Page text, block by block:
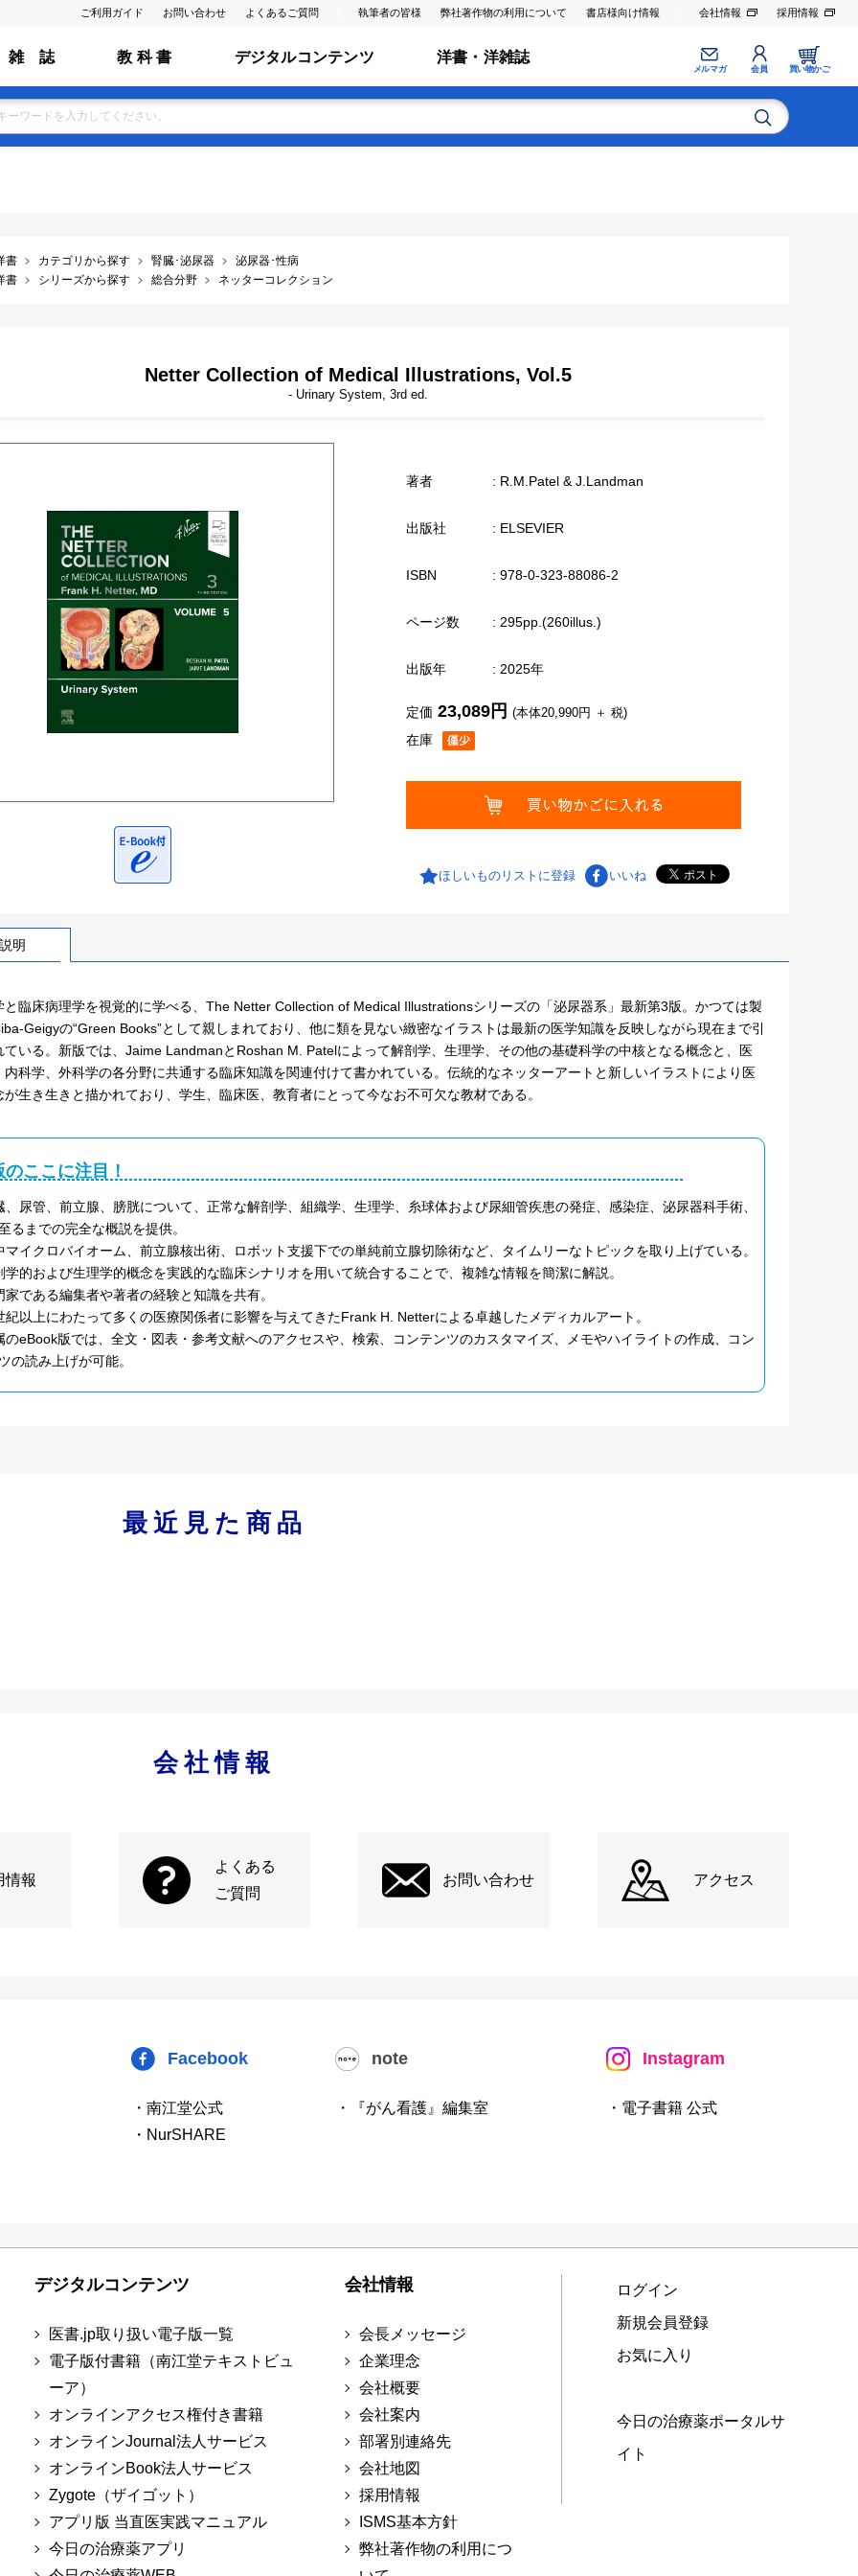
ご利用ガイド お問い合わせ よくあるご質問 執筆者の皆様 弊社著作物の利用について 書店様向け情報 会社情報 採用情報
雑 誌 教 科 書 デジタルコンテンツ 洋書・洋雑誌
メルマガ 会員 買い物かご
書 カテゴリから探す 腎臓･泌尿器
泌尿器･性病
書 シリーズから探す 総合分野 ネッターコレクション
Netter Collection of Medical Illustrations, Vol.5
- Urinary System, 3rd ed.
著者 : R.M.Patel & J.Landman
出版社 : ELSEVIER
ISBN : 978-0-323-88086-2
ページ数 : 295pp.(260illus.)
出版年 : 2025年
在庫
定価 23,089円 (本体20,990円 ＋ 税)
ほしいものリストに登録 いいね
明
と臨床病理学を視覚的に学べる、The Netter Collection of Medical Illustrationsシリーズの「泌尿器系」最新第3版。かつては製
Geigyの“Green Books”として親しまれており、他に類を見ない緻密なイラストは最新の医学知識を反映しながら現在まで引
ている。新版では、Jaime LandmanとRoshan M. Patelによって解剖学、生理学、その他の基礎科学の中核となる概念と、医
内科学、外科学の各分野に共通する臨床知識を関連付けて書かれている。伝統的なネッターアートと新しいイラストにより医
が生き生きと描かれており、学生、臨床医、教育者にとって今なお不可欠な教材である。
のここに注目！
、尿管、前立腺、膀胱について、正常な解剖学、組織学、生理学、糸球体および尿細管疾患の発症、感染症、泌尿器科手術、
るまでの完全な概説を提供。
マイクロバイオーム、前立腺核出術、ロボット支援下での単純前立腺切除術など、タイムリーなトピックを取り上げている。
学的および生理学的概念を実践的な臨床シナリオを用いて統合することで、複雑な情報を簡潔に解説。
家である編集者や著者の経験と知識を共有。
紀以上にわたって多くの医療関係者に影響を与えてきたFrank H. Netterによる卓越したメディカルアート。
のeBook版では、全文・図表・参考文献へのアクセスや、検索、コンテンツのカスタマイズ、メモやハイライトの作成、コン
の読み上げが可能。
最近見た商品
会社情報
情報
よくある
ご質問
お問い合わせ アクセス
Facebook
・南江堂公式
・NurSHARE
note
・『がん看護』編集室
Instagram
・電子書籍 公式
デジタルコンテンツ
医書.jp取り扱い電子版一覧
電子版付書籍（南江堂テキストビュ
ーア）
オンラインアクセス権付き書籍
オンラインJournal法人サービス
オンラインBook法人サービス
Zygote（ザイゴット）
アプリ版 当直医実践マニュアル
今日の治療薬アプリ
会社情報
会長メッセージ
企業理念
会社概要
会社案内
部署別連絡先
会社地図
採用情報
ISMS基本方針
弊社著作物の利用につ
ログイン
新規会員登録
お気に入り
今日の治療薬ポータルサ
イト